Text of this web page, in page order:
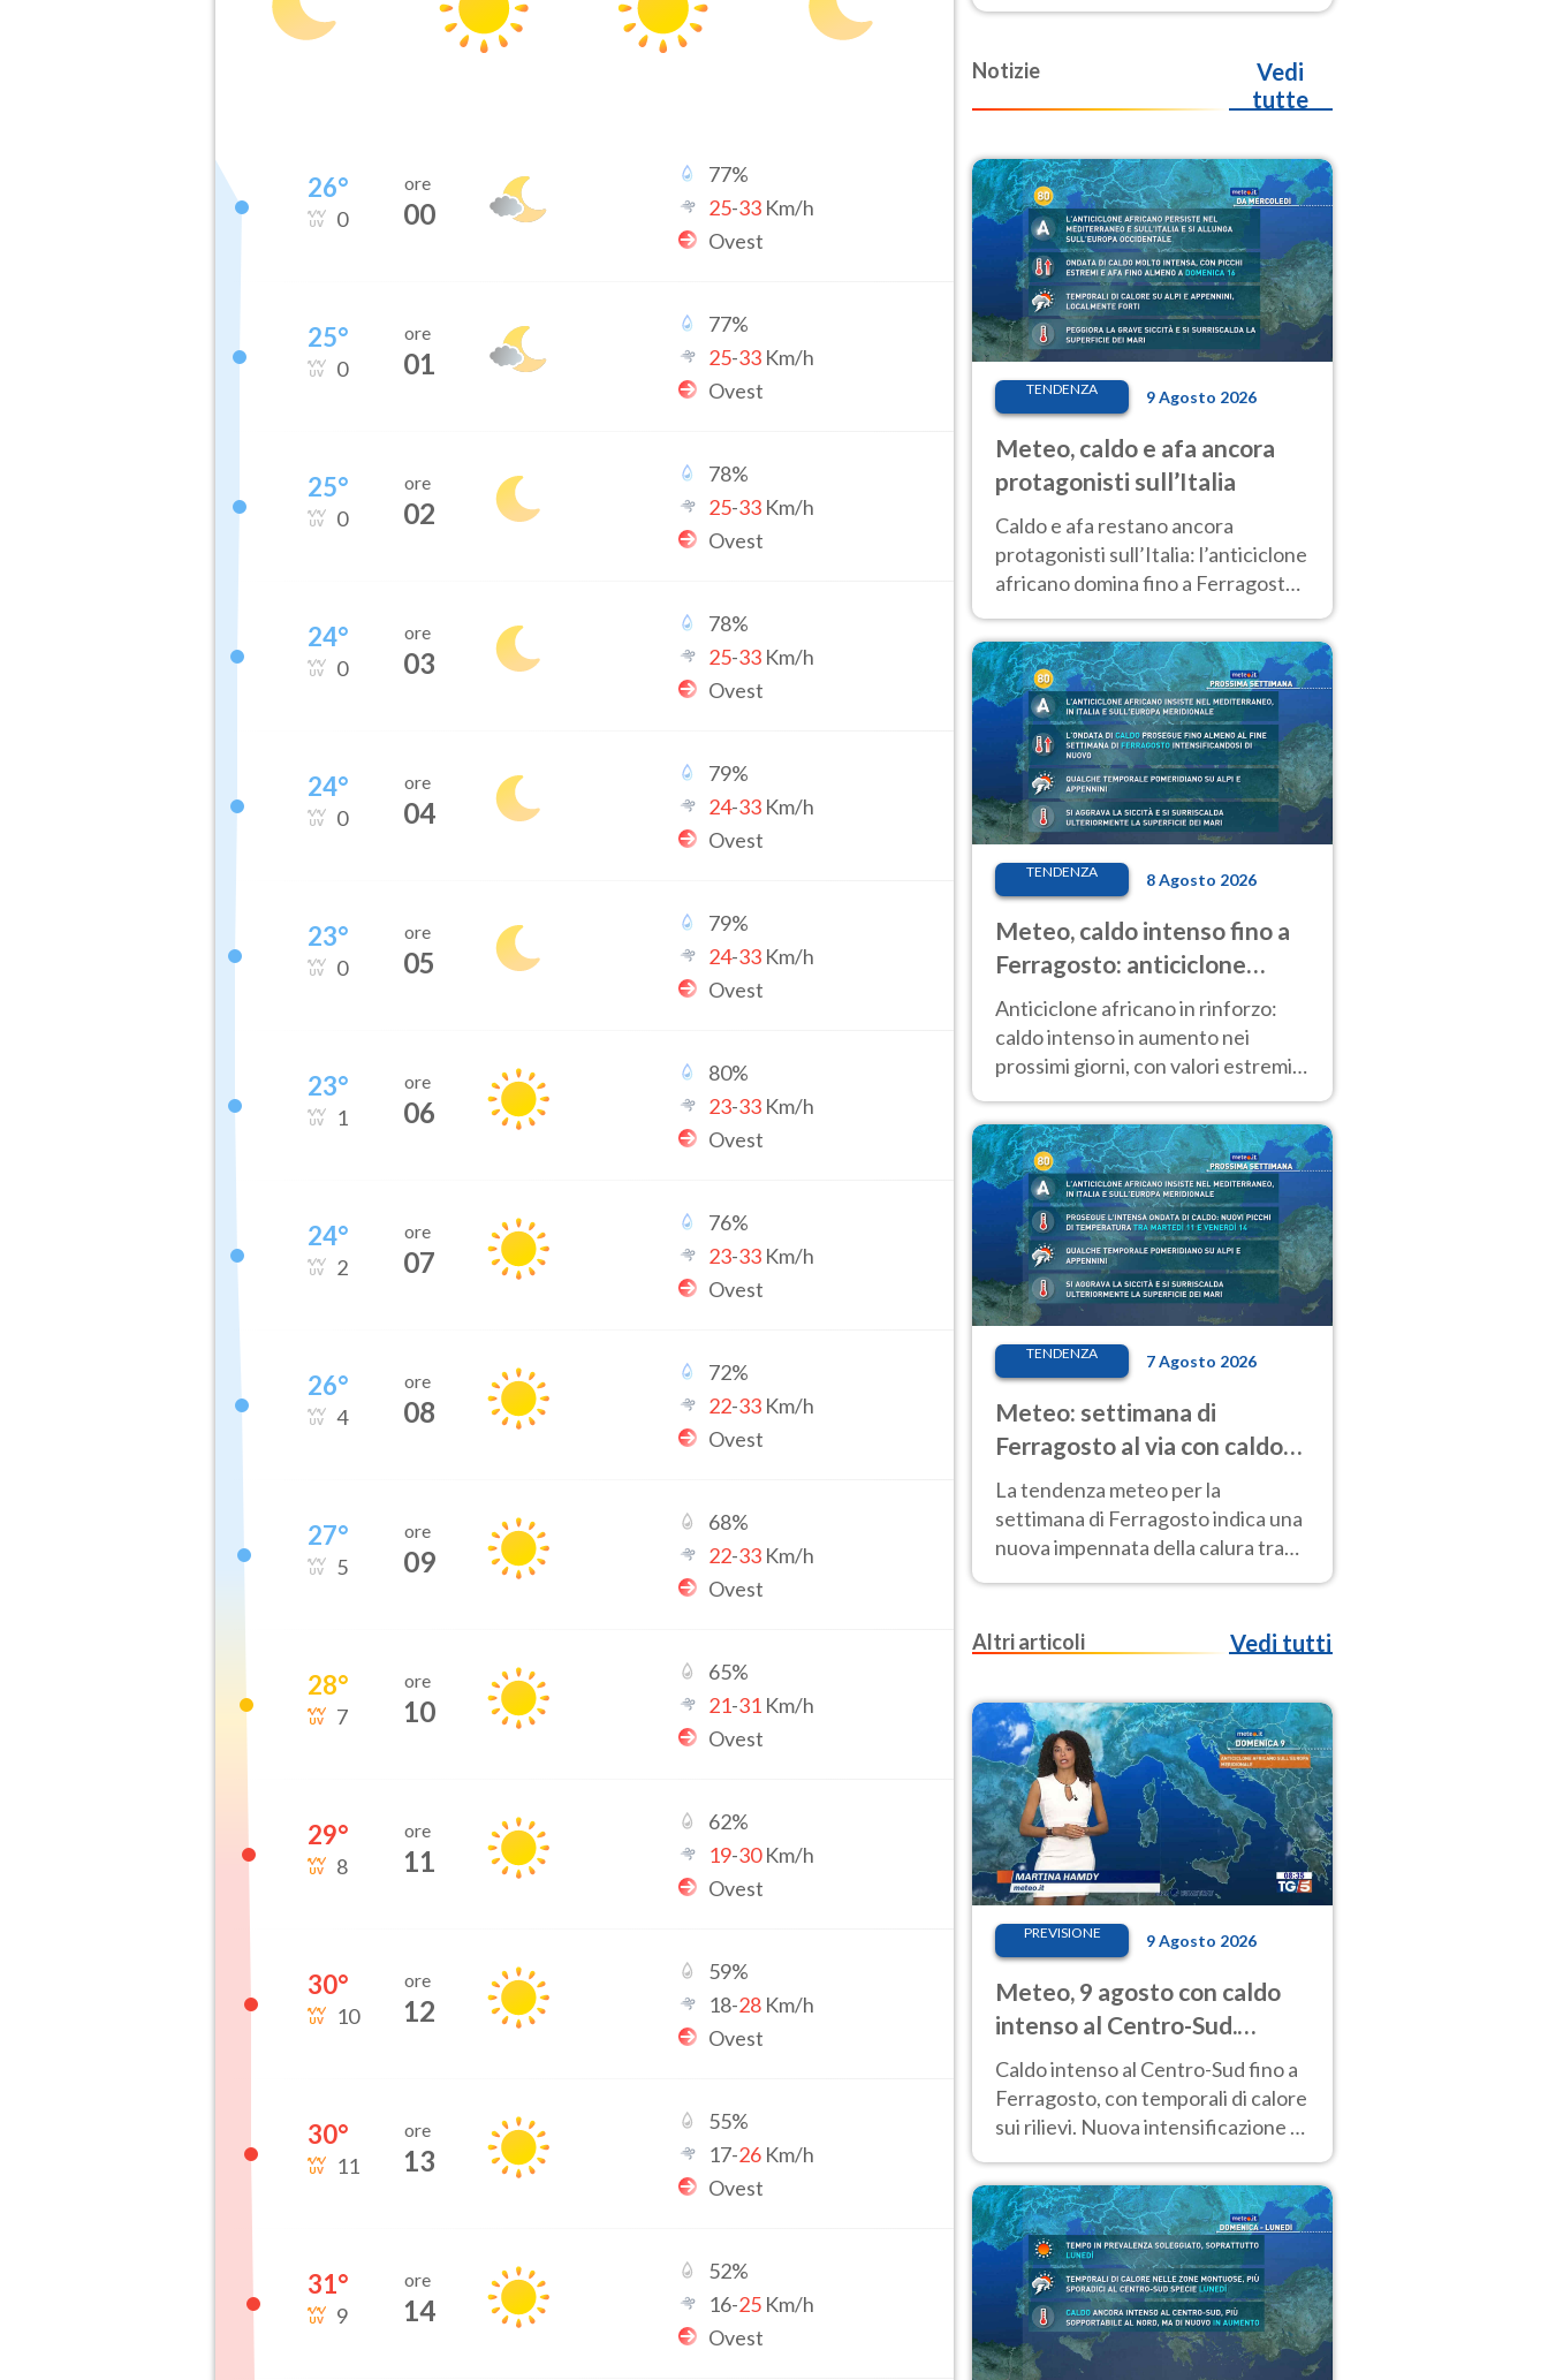
26°
0
ore
00
77%
25-33 Km/h
Ovest
25°
0
ore
01
77%
25-33 Km/h
Ovest
25°
0
ore
02
78%
25-33 Km/h
Ovest
24°
0
ore
03
78%
25-33 Km/h
Ovest
24°
0
ore
04
79%
24-33 Km/h
Ovest
23°
0
ore
05
79%
24-33 Km/h
Ovest
23°
1
ore
06
80%
23-33 Km/h
Ovest
24°
2
ore
07
76%
23-33 Km/h
Ovest
26°
4
ore
08
72%
22-33 Km/h
Ovest
27°
5
ore
09
68%
22-33 Km/h
Ovest
28°
7
ore
10
65%
21-31 Km/h
Ovest
29°
8
ore
11
62%
19-30Km/h
Ovest
30°
10
ore
12
59%
18-28 Km/h
Ovest
30°
11
ore
13
55%
17-26 Km/h
Ovest
31°
9
ore
14
52%
16-25 Km/h
Ovest
Notizie
Vedi
tutte
TENDENZA 9 Agosto 2026
Meteo, caldo e afa ancora
protagonisti sull’Italia
Caldo e afa restano ancora
protagonisti sull’Italia: l’anticiclone
africano domina fino a Ferragosto,
cambiamento
TENDENZA 8 Agosto 2026
Meteo, caldo intenso fino a
Ferragosto: anticiclone
africano ancora
protagonista
Anticiclone africano in rinforzo:
caldo intenso in aumento nei
prossimi giorni, con valori estremi
d’Italia
TENDENZA 7 Agosto 2026
Meteo: settimana di
Ferragosto al via con caldo
intenso e qualche temporale
La tendenza meteo per la
settimana di Ferragosto indica una
nuova impennata della calura tra
11 e 14 agosto, con nuovi rialzi
Altri articoli
Vedi tutti
PREVISIONE 9 Agosto 2026
Meteo, 9 agosto con caldo
intenso al Centro-Sud.
Temporali sui rilievi
Caldo intenso al Centro-Sud fino a
Ferragosto, con temporali di calore
sui rilievi. Nuova intensificazione la
verso i 40 °C